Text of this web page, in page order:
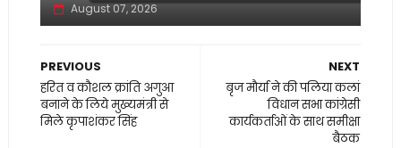
August 07, 2026
NEXT
बृज मौर्या ने की पलिया कलां
विधान सभा कांग्रेसी
कार्यकर्ताओं के साथ समीक्षा
बैठक
PREVIOUS
हरित व कौशल क्रांति अगुआ
बनाने के लिये मुख्यमंत्री से
मिले कृपाशंकर सिंह